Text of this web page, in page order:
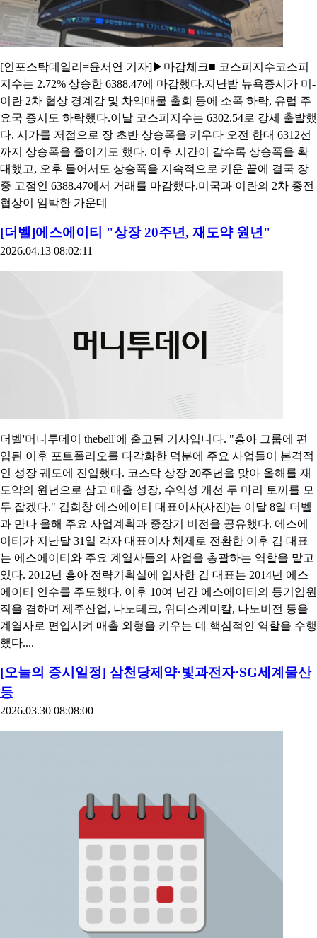
[인포스탁데일리=윤서연 기자]▶마감체크■ 코스피지수코스피
지수는 2.72% 상승한 6388.47에 마감했다.지난밤 뉴욕증시가 미-
이란 2차 협상 경계감 및 차익매물 출회 등에 소폭 하락, 유럽 주
요국 증시도 하락했다.이날 코스피지수는 6302.54로 강세 출발했
다. 시가를 저점으로 장 초반 상승폭을 키우다 오전 한대 6312선
까지 상승폭을 줄이기도 했다. 이후 시간이 갈수록 상승폭을 확
대했고, 오후 들어서도 상승폭을 지속적으로 키운 끝에 결국 장
중 고점인 6388.47에서 거래를 마감했다.미국과 이란의 2차 종전
협상이 임박한 가운데
[더벨]에스에이티 "상장 20주년, 재도약 원년"
2026.04.13 08:02:11
더벨'머니투데이 thebell'에 출고된 기사입니다. "흥아 그룹에 편
입된 이후 포트폴리오를 다각화한 덕분에 주요 사업들이 본격적
인 성장 궤도에 진입했다. 코스닥 상장 20주년을 맞아 올해를 재
도약의 원년으로 삼고 매출 성장, 수익성 개선 두 마리 토끼를 모
두 잡겠다." 김희창 에스에이티 대표이사(사진)는 이달 8일 더벨
과 만나 올해 주요 사업계획과 중장기 비전을 공유했다. 에스에
이티가 지난달 31일 각자 대표이사 체제로 전환한 이후 김 대표
는 에스에이티와 주요 계열사들의 사업을 총괄하는 역할을 맡고
있다. 2012년 흥아 전략기획실에 입사한 김 대표는 2014년 에스
에이티 인수를 주도했다. 이후 10여 년간 에스에이티의 등기임원
직을 겸하며 제주산업, 나노테크, 위더스케미칼, 나노비전 등을
계열사로 편입시켜 매출 외형을 키우는 데 핵심적인 역할을 수행
했다....
[오늘의 증시일정] 삼천당제약·빛과전자·SG세계물산
등
2026.03.30 08:08:00